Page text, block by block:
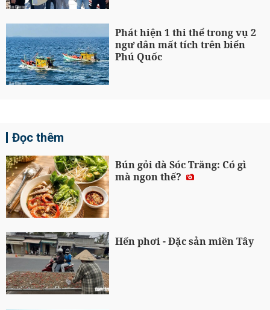
Phát hiện 1 thi thể trong vụ 2
ngư dân mất tích trên biển
Phú Quốc
Đọc thêm
Bún gỏi dà Sóc Trăng: Có gì
mà ngon thế?
Hến phơi - Đặc sản miền Tây